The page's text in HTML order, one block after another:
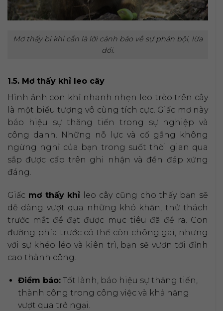
Mơ thấy bị khỉ cắn là lời cảnh báo về sự phản bội, lừa
dối.
1.5. Mơ thấy khỉ leo cây
Hình ảnh con khỉ nhanh nhẹn leo trèo trên cây
là một biểu tượng vô cùng tích cực. Giấc mơ này
báo hiệu sự thăng tiến trong sự nghiệp và
công danh. Những nỗ lực và cố gắng không
ngừng nghỉ của bạn trong suốt thời gian qua
sắp được cấp trên ghi nhận và đền đáp xứng
đáng.
Giấc mơ thấy khỉ leo cây cũng cho thấy bạn sẽ
dễ dàng vượt qua những khó khăn, thử thách
trước mắt để đạt được mục tiêu đã đề ra. Con
đường phía trước có thể còn chông gai, nhưng
với sự khéo léo và kiên trì, bạn sẽ vươn tới đỉnh
cao thành công.
Điềm báo:Tốt lành, báo hiệu sự thăng tiến,
thành công trong công việc và khả năng
vượt qua trở ngại.